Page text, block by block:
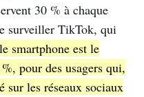
30 % à chaque
surveiller TikTok, qui
smartphone est le
pour des usagers qui,
sur les réseaux sociaux